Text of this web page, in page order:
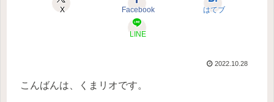
X Facebook はてブ
LINE
2022.10.28
こんばんは、くまリオです。